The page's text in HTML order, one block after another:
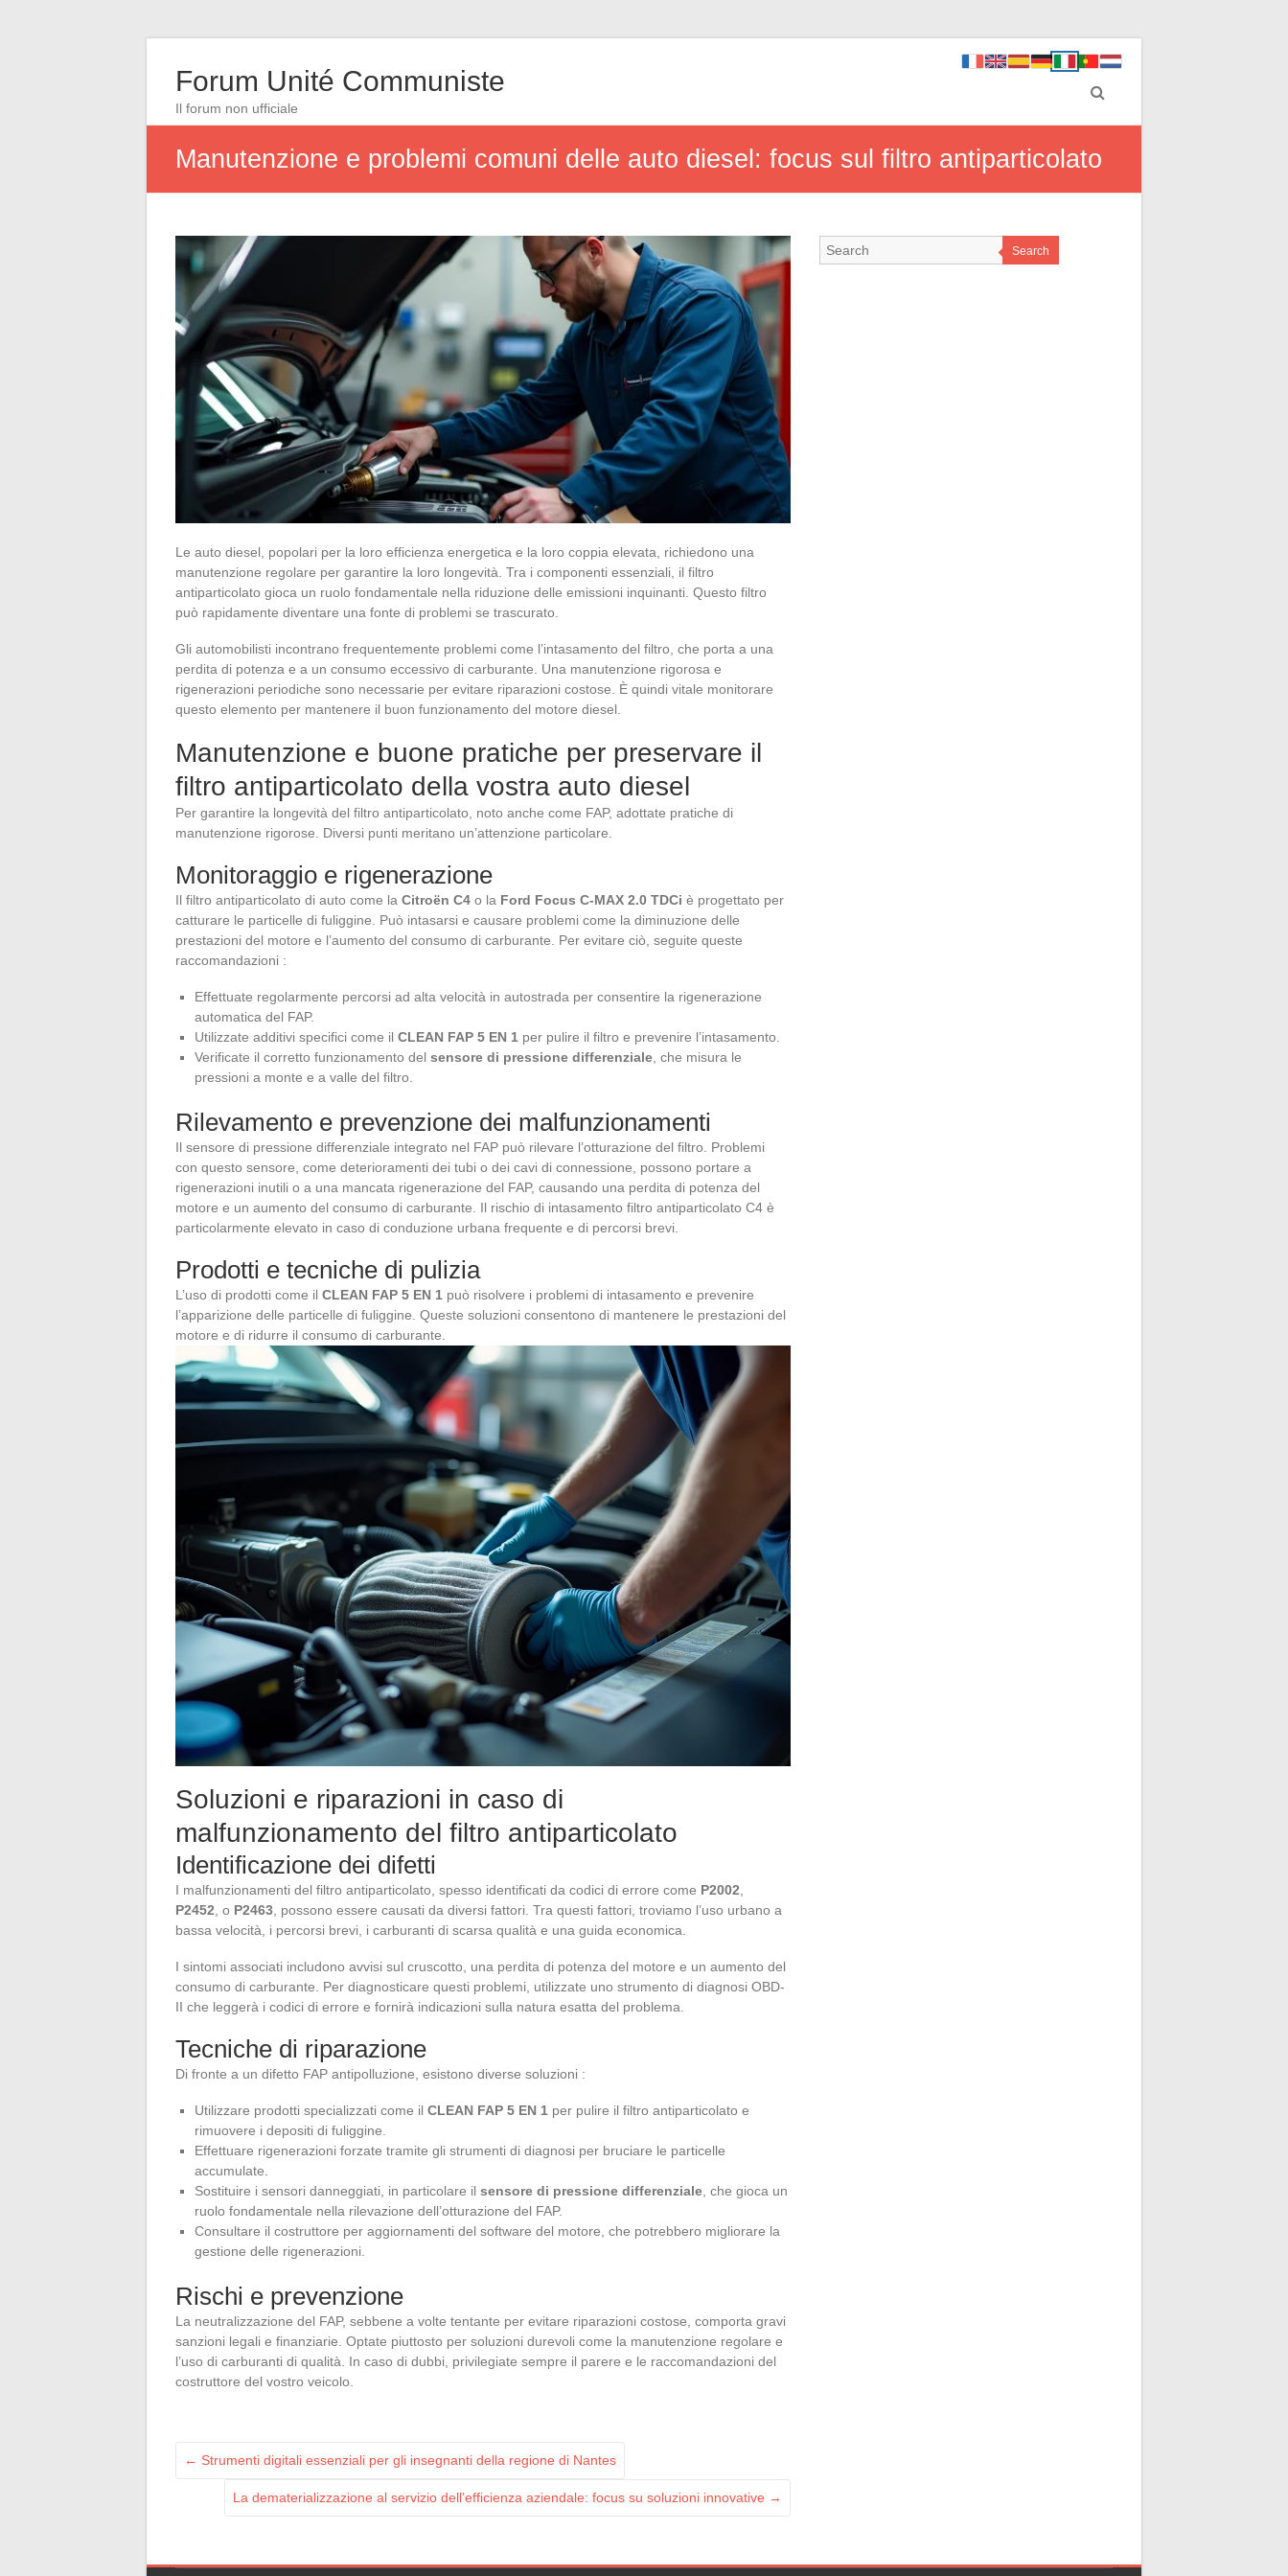
Forum Unité Communiste
Il forum non ufficiale
Manutenzione e problemi comuni delle auto diesel: focus sul filtro antiparticolato
Le auto diesel, popolari per la loro efficienza energetica e la loro coppia elevata, richiedono una
manutenzione regolare per garantire la loro longevità. Tra i componenti essenziali, il filtro
antiparticolato gioca un ruolo fondamentale nella riduzione delle emissioni inquinanti. Questo filtro
può rapidamente diventare una fonte di problemi se trascurato.
Gli automobilisti incontrano frequentemente problemi come l’intasamento del filtro, che porta a una
perdita di potenza e a un consumo eccessivo di carburante. Una manutenzione rigorosa e
rigenerazioni periodiche sono necessarie per evitare riparazioni costose. È quindi vitale monitorare
questo elemento per mantenere il buon funzionamento del motore diesel.
Manutenzione e buone pratiche per preservare il
filtro antiparticolato della vostra auto diesel
Per garantire la longevità del filtro antiparticolato, noto anche come FAP, adottate pratiche di
manutenzione rigorose. Diversi punti meritano un’attenzione particolare.
Monitoraggio e rigenerazione
Il filtro antiparticolato di auto come la Citroën C4 o la Ford Focus C-MAX 2.0 TDCi è progettato per
catturare le particelle di fuliggine. Può intasarsi e causare problemi come la diminuzione delle
prestazioni del motore e l’aumento del consumo di carburante. Per evitare ciò, seguite queste
raccomandazioni :
Effettuate regolarmente percorsi ad alta velocità in autostrada per consentire la rigenerazione
automatica del FAP.
Utilizzate additivi specifici come il CLEAN FAP 5 EN 1 per pulire il filtro e prevenire l’intasamento.
Verificate il corretto funzionamento del sensore di pressione differenziale , che misura le
pressioni a monte e a valle del filtro.
Rilevamento e prevenzione dei malfunzionamenti
Il sensore di pressione differenziale integrato nel FAP può rilevare l’otturazione del filtro. Problemi
con questo sensore, come deterioramenti dei tubi o dei cavi di connessione, possono portare a
rigenerazioni inutili o a una mancata rigenerazione del FAP, causando una perdita di potenza del
motore e un aumento del consumo di carburante. Il rischio di intasamento filtro antiparticolato C4 è
particolarmente elevato in caso di conduzione urbana frequente e di percorsi brevi.
Prodotti e tecniche di pulizia
L’uso di prodotti come il CLEAN FAP 5 EN 1 può risolvere i problemi di intasamento e prevenire
l’apparizione delle particelle di fuliggine. Queste soluzioni consentono di mantenere le prestazioni del
motore e di ridurre il consumo di carburante.
Soluzioni e riparazioni in caso di
malfunzionamento del filtro antiparticolato
Identificazione dei difetti
I malfunzionamenti del filtro antiparticolato, spesso identificati da codici di errore come P2002
P2452 , o P2463 , possono essere causati da diversi fattori. Tra questi fattori, troviamo l’uso urbano a
bassa velocità, i percorsi brevi, i carburanti di scarsa qualità e una guida economica.
I sintomi associati includono avvisi sul cruscotto, una perdita di potenza del motore e un aumento del
consumo di carburante. Per diagnosticare questi problemi, utilizzate uno strumento di diagnosi OBD-
II che leggerà i codici di errore e fornirà indicazioni sulla natura esatta del problema.
Tecniche di riparazione
Di fronte a un difetto FAP antipolluzione, esistono diverse soluzioni :
Utilizzare prodotti specializzati come il CLEAN FAP 5 EN 1 per pulire il filtro antiparticolato e
rimuovere i depositi di fuliggine.
Effettuare rigenerazioni forzate tramite gli strumenti di diagnosi per bruciare le particelle
accumulate.
Sostituire i sensori danneggiati, in particolare il sensore di pressione differenziale , che gioca un
ruolo fondamentale nella rilevazione dell’otturazione del FAP.
Consultare il costruttore per aggiornamenti del software del motore, che potrebbero migliorare la
gestione delle rigenerazioni.
Rischi e prevenzione
La neutralizzazione del FAP, sebbene a volte tentante per evitare riparazioni costose, comporta gravi
sanzioni legali e finanziarie. Optate piuttosto per soluzioni durevoli come la manutenzione regolare e
l’uso di carburanti di qualità. In caso di dubbi, privilegiate sempre il parere e le raccomandazioni del
costruttore del vostro veicolo.
← Strumenti digitali essenziali per gli insegnanti della regione di Nantes
La dematerializzazione al servizio dell’efficienza aziendale: focus su soluzioni innovative →
Search